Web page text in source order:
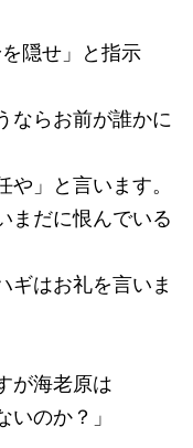
隠せ」と指示
ならお前が誰かに
」と言います。
まだに恨んでいる
ギはお礼を言いま
が海老原は
いのか？」